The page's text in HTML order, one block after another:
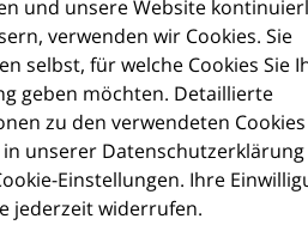
und unsere Website
verwenden wir Cookies. Sie
selbst, für welche Cookies Sie
geben möchten. Detaillierte
zu den verwendeten Cookies
in unserer Datenschutzerklärung
Einstellungen. Ihre
jederzeit widerrufen.
Excellence
Kompass für die
Bildern und praktischen
Alltag.